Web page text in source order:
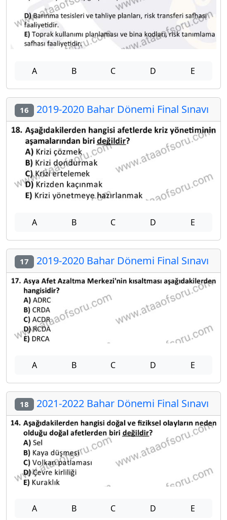
A B C D E
16 2019-2020 Bahar Dönemi Final Sınavı
A B C D E
17 2019-2020 Bahar Dönemi Final Sınavı
A B C D E
18 2021-2022 Bahar Dönemi Final Sınavı
A B C D E